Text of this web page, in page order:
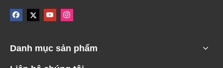
Danh mục sản phẩm